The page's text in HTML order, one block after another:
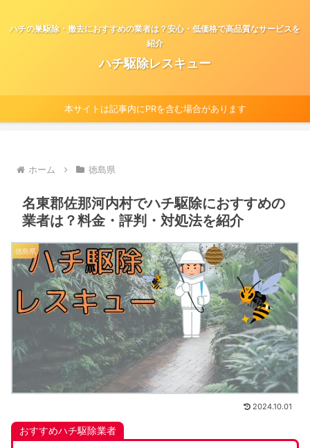
ハチの巣駆除・撤去におすすめの業者は？安心・低価格で高品質なサービスを
紹介
ハチ駆除レスキュー
本サイトは記事内にPRを含む場合があります
ホーム 徳島県
名東郡佐那河内村でハチ駆除におすすめの
業者は？料金・評判・対処法を紹介
徳島県
2024.10.01
おすすめハチ駆除業者